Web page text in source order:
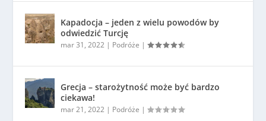
Kapadocja – jeden z wielu powodów by
odwiedzić Turcję
mar 31, 2022 | Podróże |
Grecja – starożytność może być bardzo
ciekawa!
mar 21, 2022 | Podróże |